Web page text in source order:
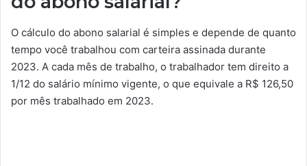
O cálculo do abono salarial é simples e depende de quanto
tempo você trabalhou com carteira assinada durante
2023. A cada mês de trabalho, o trabalhador tem direito a
1/12 do salário mínimo vigente, o que equivale a R$ 126,50
por mês trabalhado em 2023.